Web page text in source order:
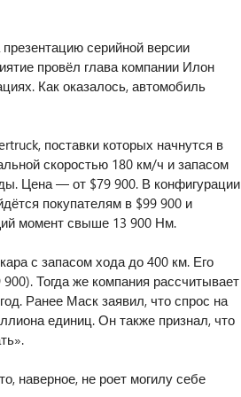
серийной версии
провёл глава компании Илон
Как оказалось, автомобиль
поставки которых начнутся в
скоростью 180 км/ч и запасом
Цена — от $79 900. В конфигурации
покупателям в $99 900 и
момент свыше 13 900 Нм.
с запасом хода до 400 км. Его
Тогда же компания рассчитывает
Ранее Маск заявил, что спрос на
единиц. Он также признал, что
наверное, не роет могилу себе